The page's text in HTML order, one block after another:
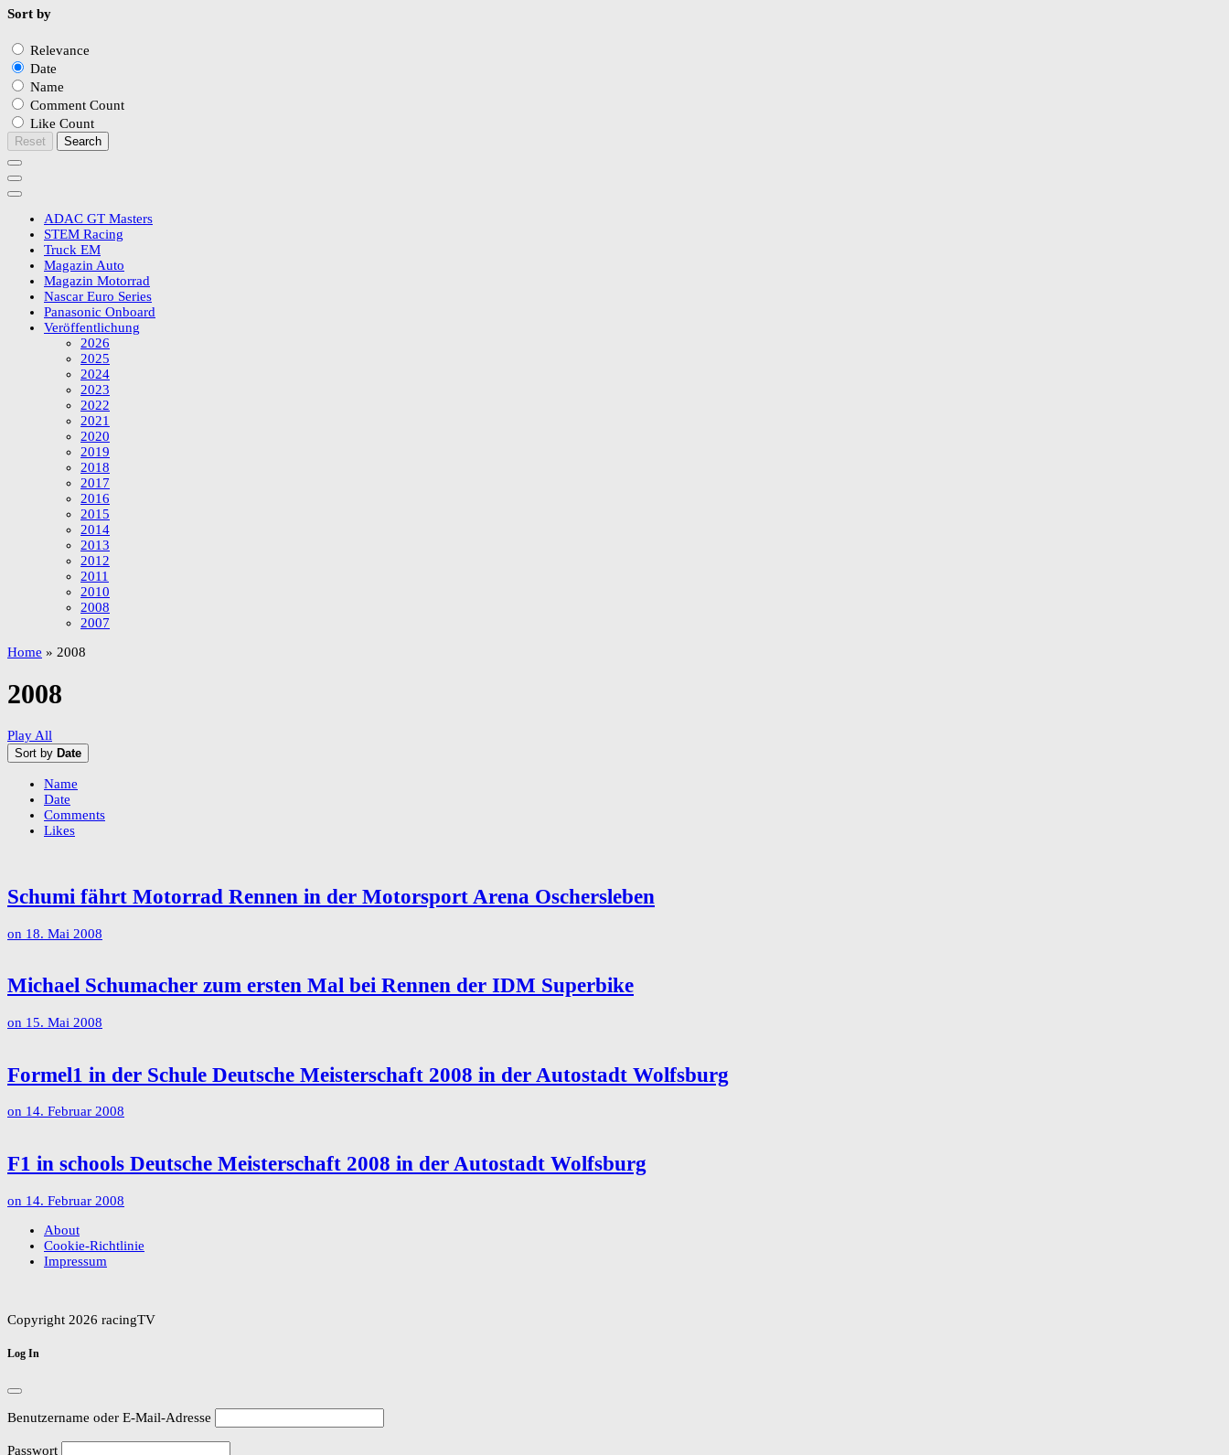
Sort by
Relevance
Date
Name
Comment Count
Like Count
Reset Search
ADAC GT Masters
STEM Racing
Truck EM
Magazin Auto
Magazin Motorrad
Nascar Euro Series
Panasonic Onboard
Veröffentlichung
2026
2025
2024
2023
2022
2021
2020
2019
2018
2017
2016
2015
2014
2013
2012
2011
2010
2008
2007
Home » 2008
2008
Play All
Sort by Date
Name
Date
Comments
Likes
Schumi fährt Motorrad Rennen in der Motorsport Arena Oschersleben
on 18. Mai 2008
Michael Schumacher zum ersten Mal bei Rennen der IDM Superbike
on 15. Mai 2008
Formel1 in der Schule Deutsche Meisterschaft 2008 in der Autostadt Wolfsburg
on 14. Februar 2008
F1 in schools Deutsche Meisterschaft 2008 in der Autostadt Wolfsburg
on 14. Februar 2008
About
Cookie-Richtlinie
Impressum
Copyright 2026 racingTV
Log In
Benutzername oder E-Mail-Adresse
Passwort